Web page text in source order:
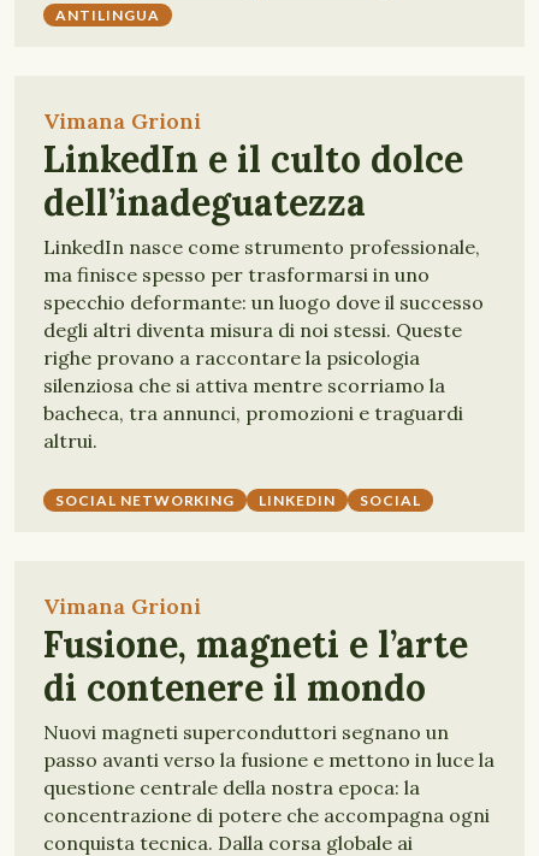
ANTILINGUA
Vimana Grioni
LinkedIn e il culto dolce
dell’inadeguatezza
LinkedIn nasce come strumento professionale,
ma finisce spesso per trasformarsi in uno
specchio deformante: un luogo dove il successo
degli altri diventa misura di noi stessi. Queste
righe provano a raccontare la psicologia
silenziosa che si attiva mentre scorriamo la
bacheca, tra annunci, promozioni e traguardi
altrui.
SOCIAL NETWORKING LINKEDIN SOCIAL
Vimana Grioni
Fusione, magneti e l’arte
di contenere il mondo
Nuovi magneti superconduttori segnano un
passo avanti verso la fusione e mettono in luce la
questione centrale della nostra epoca: la
concentrazione di potere che accompagna ogni
conquista tecnica. Dalla corsa globale ai